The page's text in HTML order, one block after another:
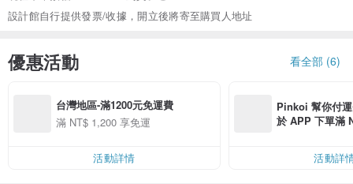
設計館自行提供發票/收據，開立後將寄至購買人地址
優惠活動 看全部 (6)
台灣地區-滿1200元免運費
滿 NT$ 1,200 享免運
活動詳情
Pinkoi 幫你付
於 APP 下單滿
活動詳